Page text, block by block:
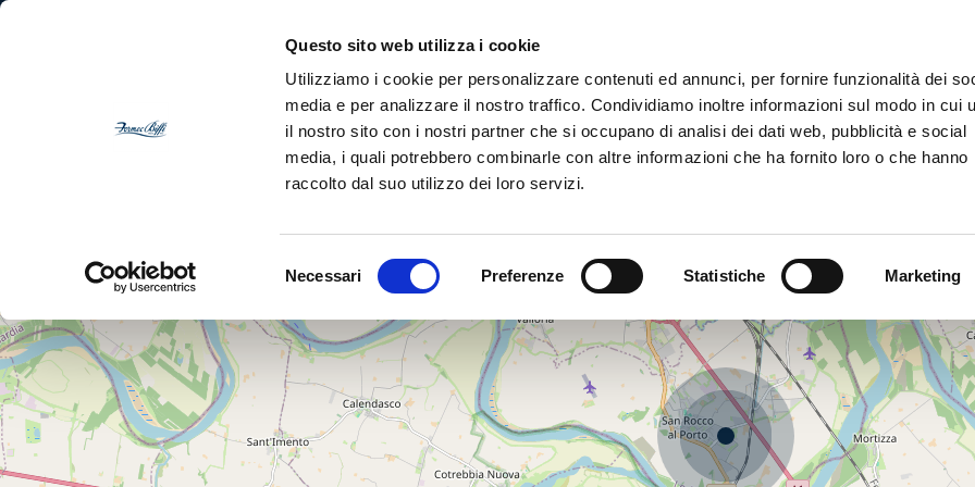
Questo sito web utilizza i cookie
Utilizziamo i cookie per personalizzare contenuti ed annunci, per fornire funzionalità dei
media e per analizzare il nostro traffico. Condividiamo inoltre informazioni sul modo in cui
il nostro sito con i nostri partner che si occupano di analisi dei dati web, pubblicità e social
media, i quali potrebbero combinarle con altre informazioni che ha fornito loro o che hanno
raccolto dal suo utilizzo dei loro servizi.
Necessari Preferenze Statistiche Marketing
Azienda I Marchi Impegno News